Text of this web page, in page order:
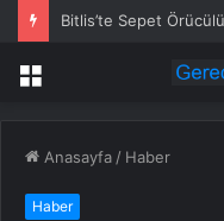
Bitlis’te Sepet
Menü
Anasayfa / Haber
Haber